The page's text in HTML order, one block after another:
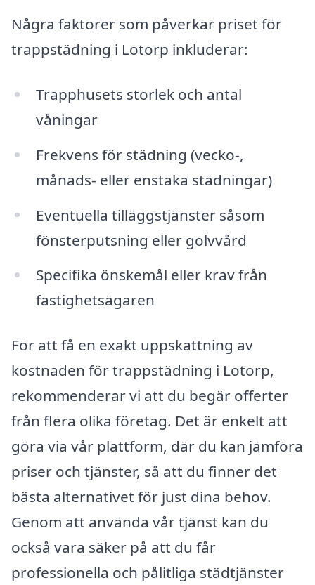
Några faktorer som påverkar priset för
trappstädning i Lotorp inkluderar:
Trapphusets storlek och antal
våningar
Frekvens för städning (vecko-,
månads- eller enstaka städningar)
Eventuella tilläggstjänster såsom
fönsterputsning eller golvvård
Specifika önskemål eller krav från
fastighetsägaren
För att få en exakt uppskattning av
kostnaden för trappstädning i Lotorp,
rekommenderar vi att du begär offerter
från flera olika företag. Det är enkelt att
göra via vår plattform, där du kan jämföra
priser och tjänster, så att du finner det
bästa alternativet för just dina behov.
Genom att använda vår tjänst kan du
också vara säker på att du får
professionella och pålitliga städtjänster